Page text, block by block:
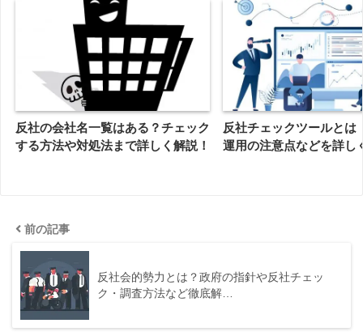
反社の会社名一覧はある？チェック
する方法や対処法まで詳しく解説！
反社チェックツールとは
運用の注意点などを詳し
前の記事
反社会的勢力とは？政府の指針や反社チェッ
ク・調査方法など徹底解…